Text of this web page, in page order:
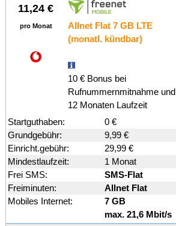
11,24 €
pro Monat
Allnet Flat 7 GB LTE
(monatl. kündbar)
10 € Bonus bei
Rufnummernmitnahme und
12 Monaten Laufzeit
Startguthaben:
0 €
Grundgebühr:
9,99 €
Einricht.gebühr:
29,99 €
Mindestlaufzeit:
1 Monat
Frei SMS:
SMS-Flat
Freiminuten:
Allnet Flat
Mobiles Internet:
7 GB
max. 21,6 Mbit/s